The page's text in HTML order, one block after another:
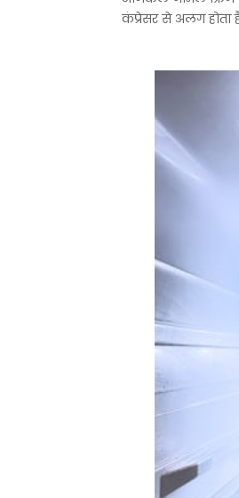
कंप्रेसर से अलग होता